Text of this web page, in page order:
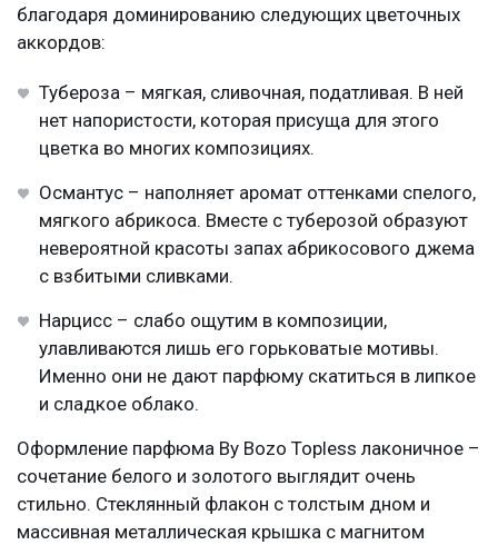
благодаря доминированию следующих цветочных
аккордов:
Тубероза – мягкая, сливочная, податливая. В ней
нет напористости, которая присуща для этого
цветка во многих композициях.
Османтус – наполняет аромат оттенками спелого,
мягкого абрикоса. Вместе с туберозой образуют
невероятной красоты запах абрикосового джема
с взбитыми сливками.
Нарцисс – слабо ощутим в композиции,
улавливаются лишь его горьковатые мотивы.
Именно они не дают парфюму скатиться в липкое
и сладкое облако.
Оформление парфюма By Bozo Topless лаконичное –
сочетание белого и золотого выглядит очень
стильно. Стеклянный флакон с толстым дном и
массивная металлическая крышка с магнитом